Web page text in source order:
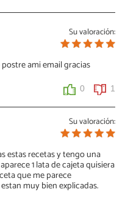
Su valoración:
ami email gracias
0 1
Su valoración:
estas recetas y tengo una
1 lata de cajeta quisiera
que me parece
muy bien explicadas.